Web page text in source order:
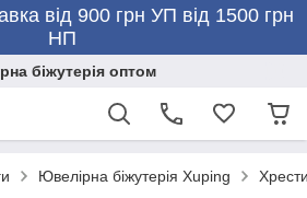
від 900 грн УП від 1500 грн
НП
біжутерія оптом
Ювелірна біжутерія Xuping